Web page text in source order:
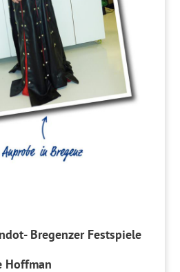
Bregenzer Festspiele
Hoffman